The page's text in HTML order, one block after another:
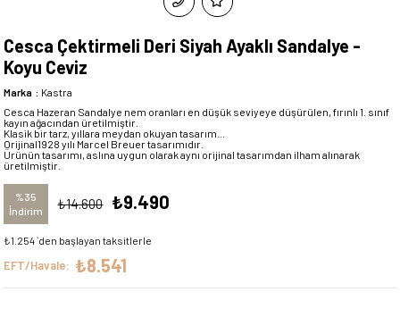
Cesca Çektirmeli Deri Siyah Ayaklı Sandalye -
Koyu Ceviz
Marka : Kastra
Cesca Hazeran Sandalye nem oranları en düşük seviyeye düşürülen, fırınlı 1. sınıf
kayın ağacından üretilmiştir.
Klasik bir tarz, yıllara meydan okuyan tasarım...
Orijinal1928 yılı Marcel Breuer tasarımıdır.
Ürünün tasarımı, aslına uygun olarak aynı orijinal tasarımdan ilham alınarak
üretilmiştir.
%35
İndirim
₺14.600 ₺9.490
₺1.254`den başlayan taksitlerle
EFT/Havale: ₺8.541